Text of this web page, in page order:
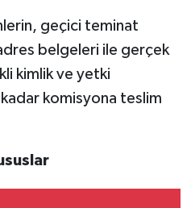
geçici teminat
belgeleri ile gerçek
kimlik ve yetki
kadar komisyona teslim